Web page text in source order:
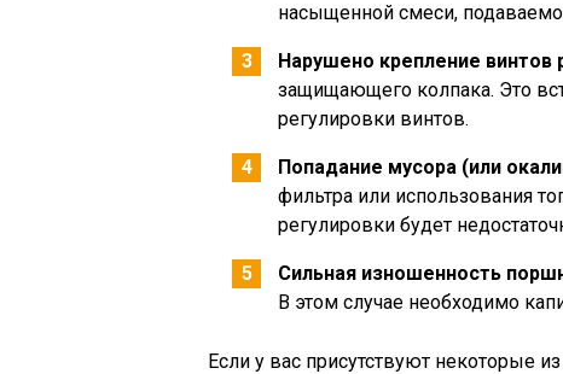
насыщенной смеси,
Нарушено крепление винтов
защищающего колпака. Это
регулировки винтов.
Попадание мусора (или
фильтра или использования
регулировки будет
Сильная изношенность
В этом случае необходимо
Если у вас присутствуют некоторые